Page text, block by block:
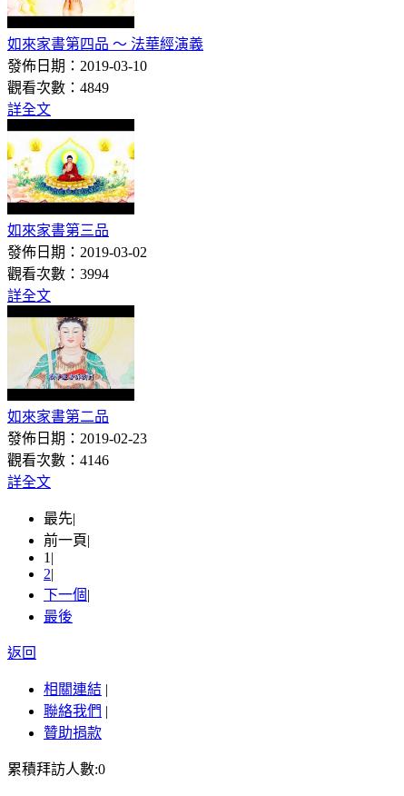
如來家書第四品 ～ 法華經演義
發佈日期：2019-03-10
觀看次數：4849
詳全文
如來家書第三品
發佈日期：2019-03-02
觀看次數：3994
詳全文
如來家書第二品
發佈日期：2019-02-23
觀看次數：4146
詳全文
最先|
前一頁|
1 |
2|
下一個|
最後
返回
相關連結 |
聯絡我們 |
贊助捐款
累積拜訪人數:0